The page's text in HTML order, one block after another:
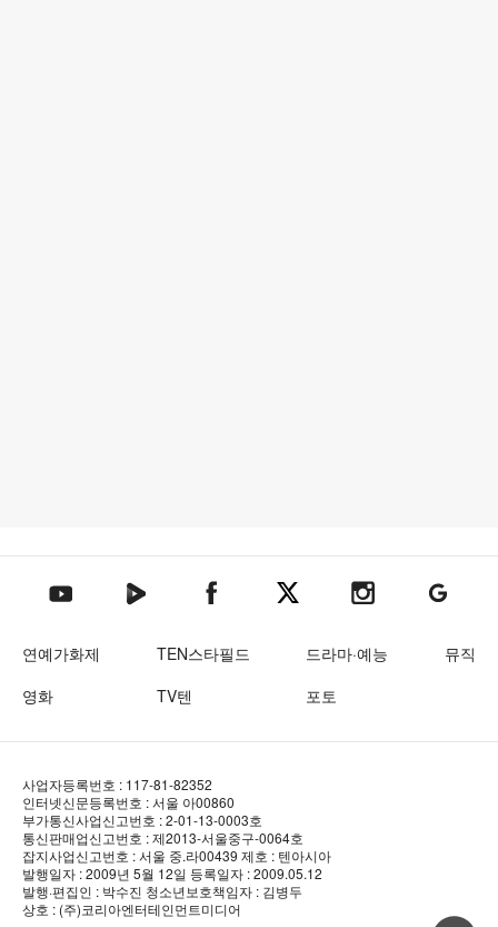
텐아시아 유튜브텐아시아 네이버TV텐아시아 페이스북텐아시아 엑스텐아시아 인스타그램
텐아시아
연예가화제 TEN스타필드 드라마·예능
뮤직
영화
TV텐 포토
사업자등록번호 : 117-81-82352
인터넷신문등록번호 : 서울 아00860
부가통신사업신고번호 : 2-01-13-0003호
통신판매업신고번호 : 제2013-서울중구-0064호
잡지사업신고번호 : 서울 중.라00439 제호 : 텐아시아
발행일자 : 2009년 5월 12일 등록일자 : 2009.05.12
발행·편집인 : 박수진 청소년보호책임자 : 김병두
상호 : (주)코리아엔터테인먼트미디어